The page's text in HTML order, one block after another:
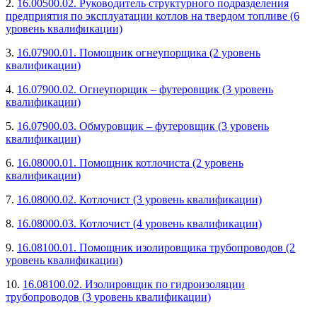
2. 16.00500.02. Руководитель структурного подразделения
предприятия по эксплуатации котлов на твердом топливе (6
уровень квалификации)
3. 16.07900.01. Помощник огнеупорщика (2 уровень
квалификации)
4. 16.07900.02. Огнеупорщик – футеровщик (3 уровень
квалификации)
5. 16.07900.03. Обмуровщик – футеровщик (3 уровень
квалификации)
6. 16.08000.01. Помощник котлочиста (2 уровень
квалификации)
7. 16.08000.02. Котлочист (3 уровень квалификации)
8. 16.08000.03. Котлочист (4 уровень квалификации)
9. 16.08100.01. Помощник изолировщика трубопроводов (2
уровень квалификации)
10. 16.08100.02. Изолировщик по гидроизоляции
трубопроводов (3 уровень квалификации)